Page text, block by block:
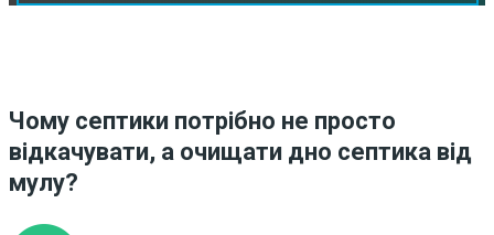
Чому септики потрібно не просто
відкачувати, а очищати дно септика від
мулу?